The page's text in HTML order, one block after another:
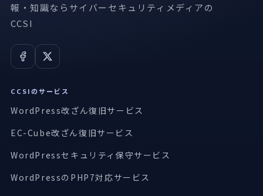
報・知識ならサイバーセキュリティメディアの
CCSI
CCSIのサービス
WordPress改ざん復旧サービス
EC-Cube改ざん復旧サービス
WordPressセキュリティ保守サービス
WordPressのPHP7対応サービス